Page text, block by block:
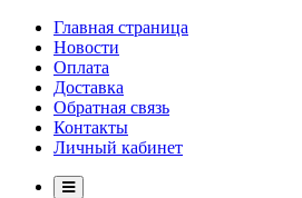
Главная страница
Новости
Оплата
Доставка
Обратная связь
Контакты
Личный кабинет